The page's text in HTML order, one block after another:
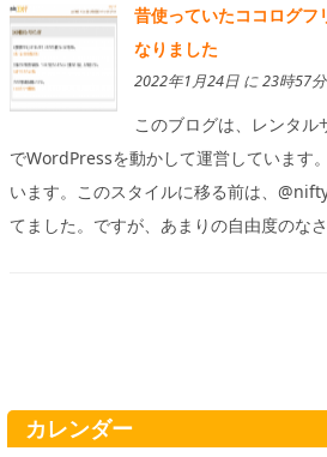
昔使っていたココログフ
なりました
2022年1月24日 に 23時57
このブログは、レンタル
でWordPressを動かして運営しています
います。このスタイルに移る前は、
てました。ですが、あまりの自由度のなさ
カレンダー